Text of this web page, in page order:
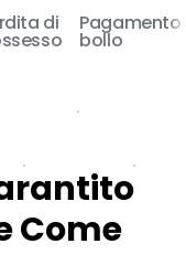
di Pagamento
bollo
Come